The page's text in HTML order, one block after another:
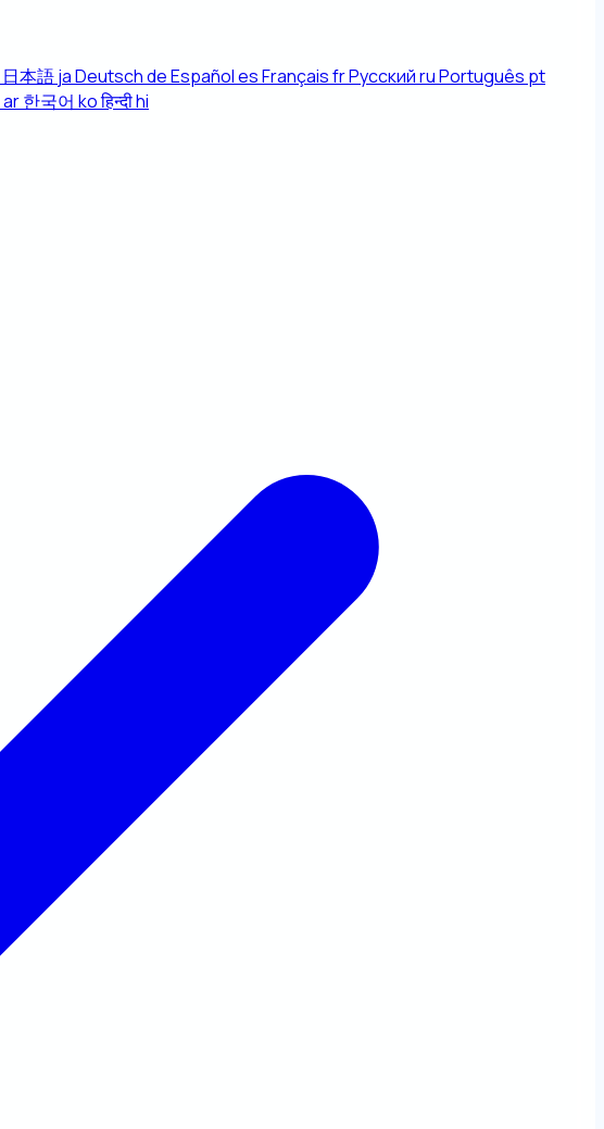
日本語jaDeutschdeEspañolesFrançaisfrРусскийruPortuguês pt
ar한국어 koहिन्दीhi